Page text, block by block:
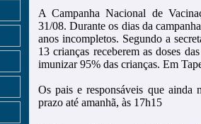
A Campanha Nacional de
31/08. Durante os dias da
anos incompletos. Segundo a
13 crianças receberem as doses
imunizar 95% das crianças. Em
Os pais e responsáveis que ainda
prazo até amanhã, às 17h15